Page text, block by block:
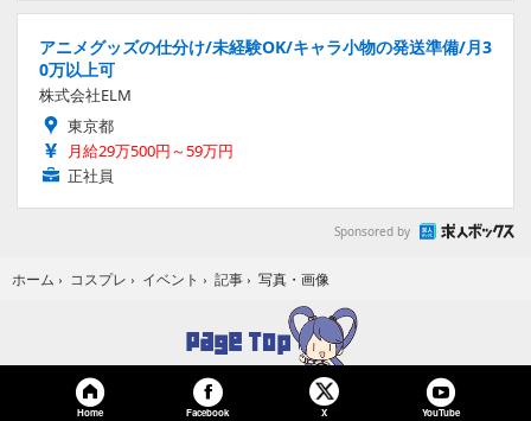
アニメグッズの仕分け/未経験OK/キャラ小物の発送準備/月3
0万以上可
株式会社ELM
東京都
月給29万500円～59万円
正社員
Sponsored by
ホーム › コスプレ › イベント › 記事 › 写真・画像
Home Facebook X YouTube